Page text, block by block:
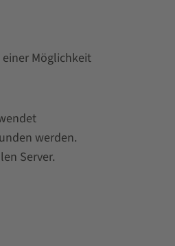
Möglichkeit
werden.
Server.